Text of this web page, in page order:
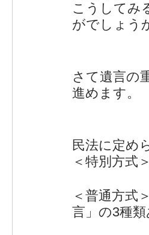
こうしてみ
がでしょう
さて遺言の
進めます。
民法に定め
＜特別方式
＜普通方式
言」の3種類